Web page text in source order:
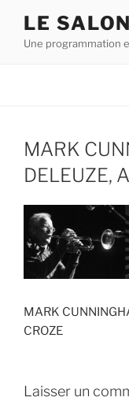
contenu
LE
Une programmation
MARK
DELEUZE,
MARK
CROZE
Laisser un